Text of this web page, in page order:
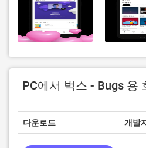
PC에서 벅스 - Bugs 용
다운로드 개발